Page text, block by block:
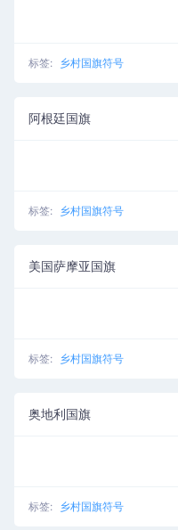
标签: 乡村国旗符号
阿根廷国旗
标签: 乡村国旗符号
美国萨摩亚国旗
标签: 乡村国旗符号
奥地利国旗
标签: 乡村国旗符号